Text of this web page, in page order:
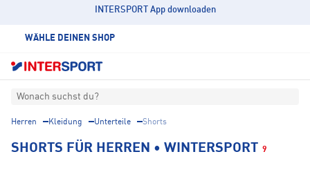
INTERSPORT App downloaden
WÄHLE DEINEN SHOP
Wonach suchst du?
Herren Kleidung Unterteile Shorts
SHORTS FÜR HERREN • WINTERSPORT 9